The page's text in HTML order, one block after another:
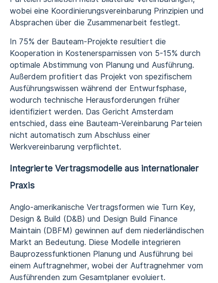
wobei eine Koordinierungsvereinbarung Prinzipien und
Absprachen über die Zusammenarbeit festlegt.
In 75% der Bauteam-Projekte resultiert die
Kooperation in Kostenersparnissen von 5-15% durch
optimale Abstimmung von Planung und Ausführung.
Außerdem profitiert das Projekt von spezifischem
Ausführungswissen während der Entwurfsphase,
wodurch technische Herausforderungen früher
identifiziert werden. Das Gericht Amsterdam
entschied, dass eine Bauteam-Vereinbarung Parteien
nicht automatisch zum Abschluss einer
Werkvereinbarung verpflichtet.
Integrierte Vertragsmodelle aus internationaler
Praxis
Anglo-amerikanische Vertragsformen wie Turn Key,
Design & Build (D&B) und Design Build Finance
Maintain (DBFM) gewinnen auf dem niederländischen
Markt an Bedeutung. Diese Modelle integrieren
Bauprozessfunktionen Planung und Ausführung bei
einem Auftragnehmer, wobei der Auftragnehmer vom
Ausführenden zum Gesamtplaner evoluiert.